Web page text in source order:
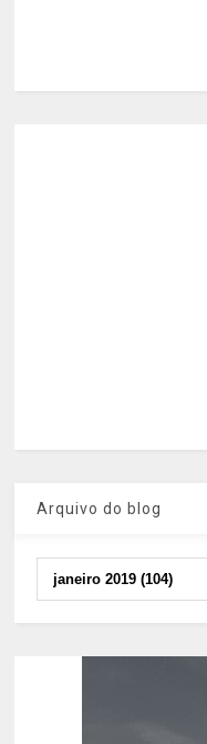
Arquivo do blog